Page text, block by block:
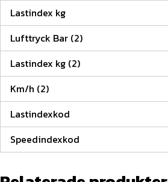
Lastindex kg
Lufttryck Bar (2)
Lastindex kg (2)
Km/h (2)
Lastindexkod
Speedindexkod